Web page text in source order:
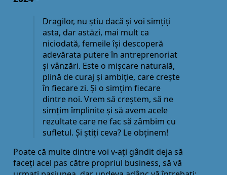
Dragilor, nu știu dacă și voi simţiţi
asta, dar astăzi, mai mult ca
niciodată, femeile își descoperă
adevărata putere în antreprenoriat
și vânzări. Este o mișcare naturală,
plină de curaj și ambiţie, care crește
în fiecare zi. Și o simţim fiecare
dintre noi. Vrem să creștem, să ne
simţim împlinite și să avem acele
rezultate care ne fac să zâmbim cu
sufletul. Și știţi ceva? Le obţinem!
Poate că multe dintre voi v-aţi gândit deja să
faceţi acel pas către propriul business, să vă